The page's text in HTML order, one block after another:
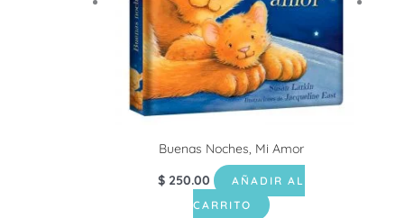
Buenas Noches, Mi Amor
$ 250.00
AÑADIR AL
CARRITO